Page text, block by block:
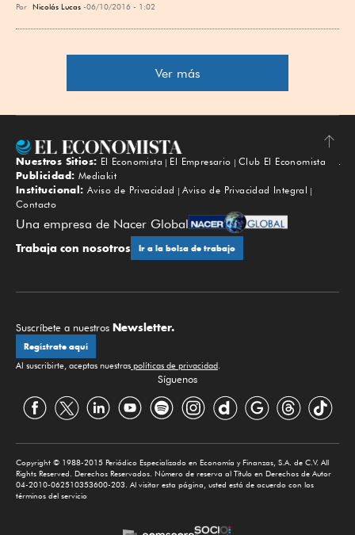
Por Nicolás Lucas 06/10/2016 - 1:02
Ver más
Subir
Nuestros Sitios: El Economista El Empresario
Club El Economista
Publicidad: Mediakit
Institucional: Aviso de Privacidad
Aviso de Privacidad Integral
Contacto
Una empresa de Nacer Global
Trabaja con nosotros Ir a la bolsa de trabajo
Suscríbete a nuestros Newsletter.
Regístrate aquí
Al suscribirte, aceptas nuestras políticas de privacidad.
Síguenos
Copyright © 1988-2015 Periódico Especializado en Economía y Finanzas, S.A. de C.V. All
Rights Reserved. Derechos Reservados. Número de reserva al Título en Derechos de Autor
04-2010-062510353600-203. Al visitar esta página, usted está de acuerdo con los
términos del servicio